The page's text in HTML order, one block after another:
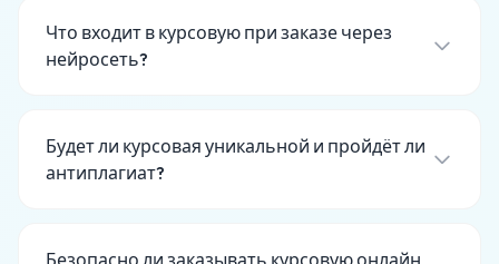
Что входит в курсовую при заказе через
нейросеть?
Будет ли курсовая уникальной и пройдёт ли
антиплагиат?
Безопасно ли заказывать курсовую онлайн